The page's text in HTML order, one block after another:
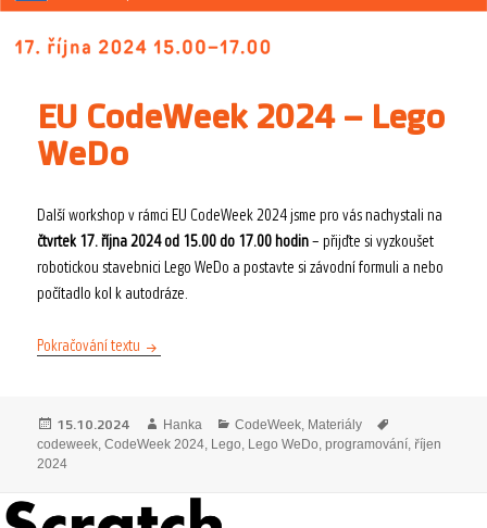
EU CodeWeek 2024 – Lego
WeDo
Další workshop v rámci EU CodeWeek 2024 jsme pro vás nachystali na
čtvrtek 17. října 2024 od 15.00 do 17.00 hodin– přijďte si vyzkoušet
robotickou stavebnici Lego WeDo a postavte si závodní formuli a nebo
počítadlo kol k autodráze.
Pokračování textu EU CodeWeek 2024 – Lego WeDo
Publikováno:
15.10.2024 Autor:
Hanka Rubriky:
CodeWeek, Materiály
codeweek,CodeWeek 2024, Lego, Lego WeDo,programování, říjen
2024